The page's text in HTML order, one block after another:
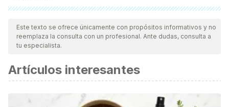
Todas las fuentes citadas fueron revisadas a profundidad por
nuestro equipo, para asegurar su calidad, confiabilidad,
vigencia y validez.La bibliografía de este artículo fue
científica.
Akbarnejad, F. (2023).The Role of Green Tea (Camellia
sinensis) in the Management of Androgenetic Alopecia
Este texto se ofrece únicamente con propósitos informativos y no
reemplaza la consulta con un profesional. Ante dudas, consulta a
tu especialista.
Artículos interesantes